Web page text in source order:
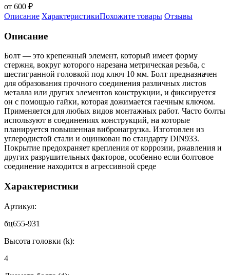
от 600 ₽
Описание ХарактеристикиПохожите товары Отзывы
Описание
Болт — это крепежный элемент, который имеет форму
стержня, вокруг которого нарезана метрическая резьба, с
шестигранной головкой под ключ 10 мм. Болт предназначен
для образования прочного соединения различных листов
металла или других элементов конструкции, и фиксируется
он с помощью гайки, которая дожимается гаечным ключом.
Применяется для любых видов монтажных работ. Часто болты
используют в соединениях конструкций, на которые
планируется повышенная вибронагрузка. Изготовлен из
углеродистой стали и оцинкован по стандарту DIN933.
Покрытие предохраняет крепления от коррозии, ржавления и
других разрушительных факторов, особенно если болтовое
соединение находится в агрессивной среде
Характеристики
Артикул:
бц655-931
Высота головки (k):
4